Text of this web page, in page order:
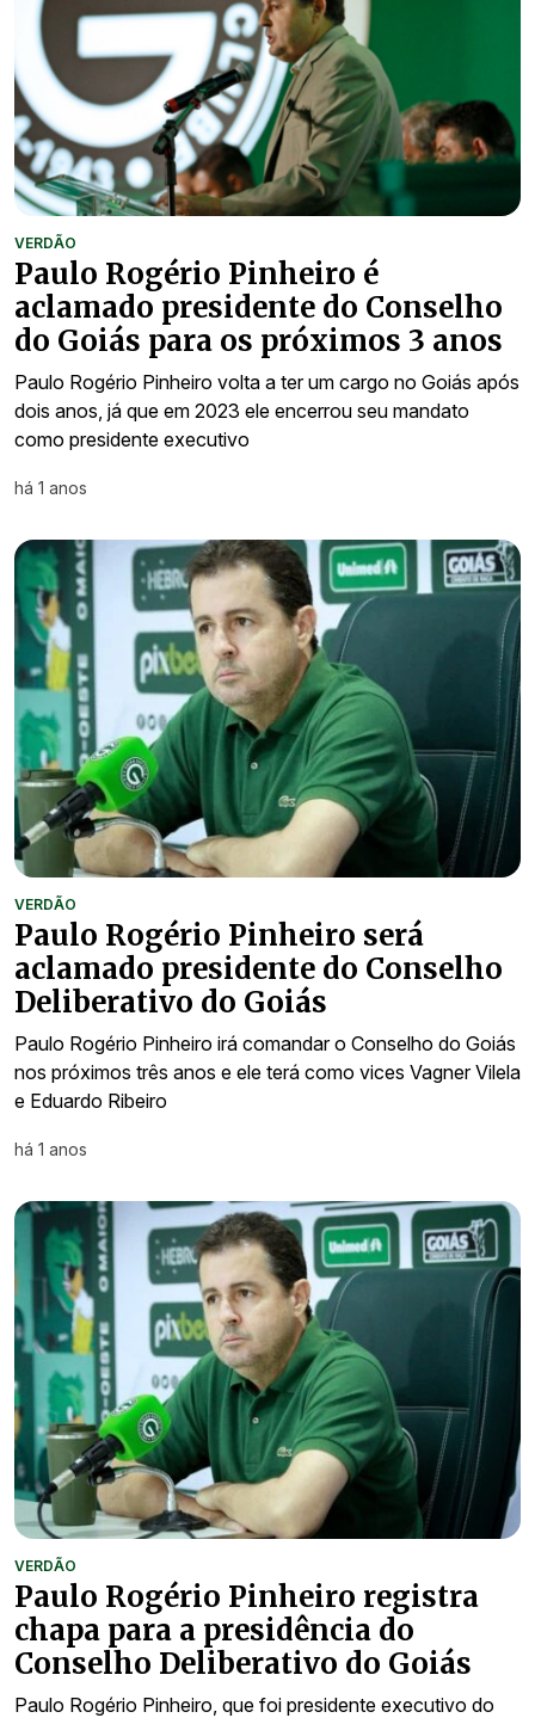
VERDÃO
Paulo Rogério Pinheiro é
aclamado presidente do Conselho
do Goiás para os próximos 3 anos
Paulo Rogério Pinheiro volta a ter um cargo no Goiás após
dois anos, já que em 2023 ele encerrou seu mandato
como presidente executivo
há 1 anos
VERDÃO
Paulo Rogério Pinheiro será
aclamado presidente do Conselho
Deliberativo do Goiás
Paulo Rogério Pinheiro irá comandar o Conselho do Goiás
nos próximos três anos e ele terá como vices Vagner Vilela
e Eduardo Ribeiro
há 1 anos
VERDÃO
Paulo Rogério Pinheiro registra
chapa para a presidência do
Conselho Deliberativo do Goiás
Paulo Rogério Pinheiro, que foi presidente executivo do